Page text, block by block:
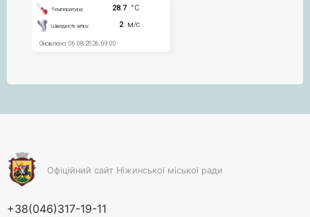
Офіційний сайт Ніжинської міської ради
+38(046)317-19-11